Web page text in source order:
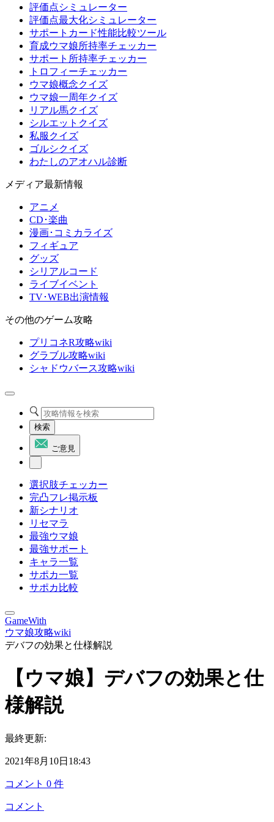
評価点シミュレーター
評価点最大化シミュレーター
サポートカード性能比較ツール
育成ウマ娘所持率チェッカー
サポート所持率チェッカー
トロフィーチェッカー
ウマ娘概念クイズ
ウマ娘一周年クイズ
リアル馬クイズ
シルエットクイズ
私服クイズ
ゴルシクイズ
わたしのアオハル診断
メディア最新情報
アニメ
CD･楽曲
漫画･コミカライズ
フィギュア
グッズ
シリアルコード
ライブイベント
TV･WEB出演情報
その他のゲーム攻略
プリコネR攻略wiki
グラブル攻略wiki
シャドウバース攻略wiki
検索
ご意見
選択肢チェッカー
完凸フレ掲示板
新シナリオ
リセマラ
最強ウマ娘
最強サポート
キャラ一覧
サポカ一覧
サポカ比較
GameWith
ウマ娘攻略wiki
デバフの効果と仕様解説
【ウマ娘】デバフの効果と仕
様解説
最終更新:
2021年8月10日18:43
コメント 0 件
コメント